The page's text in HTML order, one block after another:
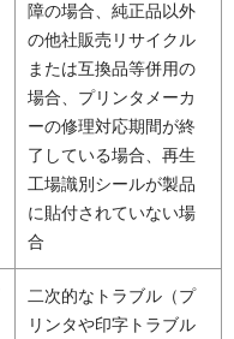
障の場合、純正品以外
の他社販売リサイクル
または互換品等併用の
場合、プリンタメーカ
ーの修理対応期間が終
了している場合、再生
工場識別シールが製品
に貼付されていない場
合
二次的なトラブル（プ
リンタや印字トラブル